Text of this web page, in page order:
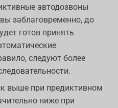
автодозвоны
заблаговременно, до
готов принять
следуют более
выше при предиктивном
ниже при